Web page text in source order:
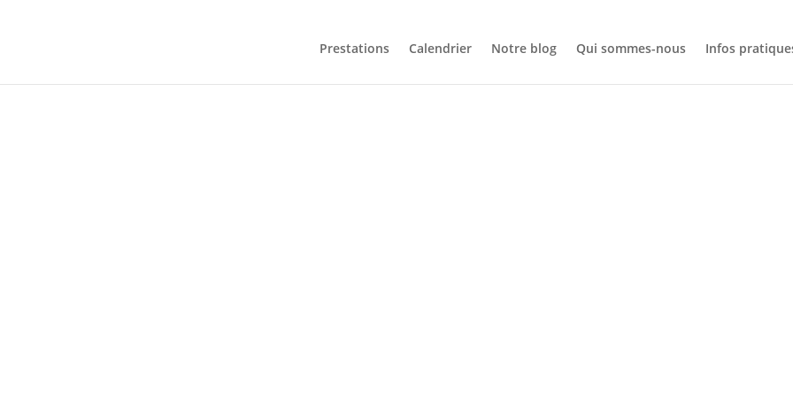
Prestations Calendrier Notre blog Qui sommes-nous Infos